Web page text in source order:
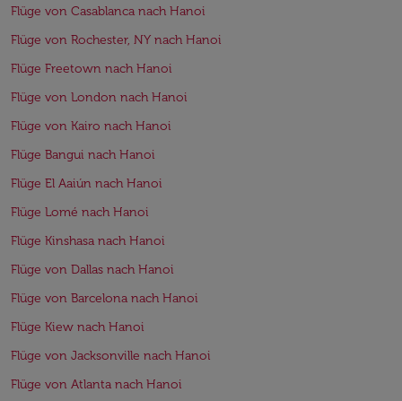
Flüge von Casablanca nach Hanoi
Flüge von Rochester, NY nach Hanoi
Flüge Freetown nach Hanoi
Flüge von London nach Hanoi
Flüge von Kairo nach Hanoi
Flüge Bangui nach Hanoi
Flüge El Aaiún nach Hanoi
Flüge Lomé nach Hanoi
Flüge Kinshasa nach Hanoi
Flüge von Dallas nach Hanoi
Flüge von Barcelona nach Hanoi
Flüge Kiew nach Hanoi
Flüge von Jacksonville nach Hanoi
Flüge von Atlanta nach Hanoi